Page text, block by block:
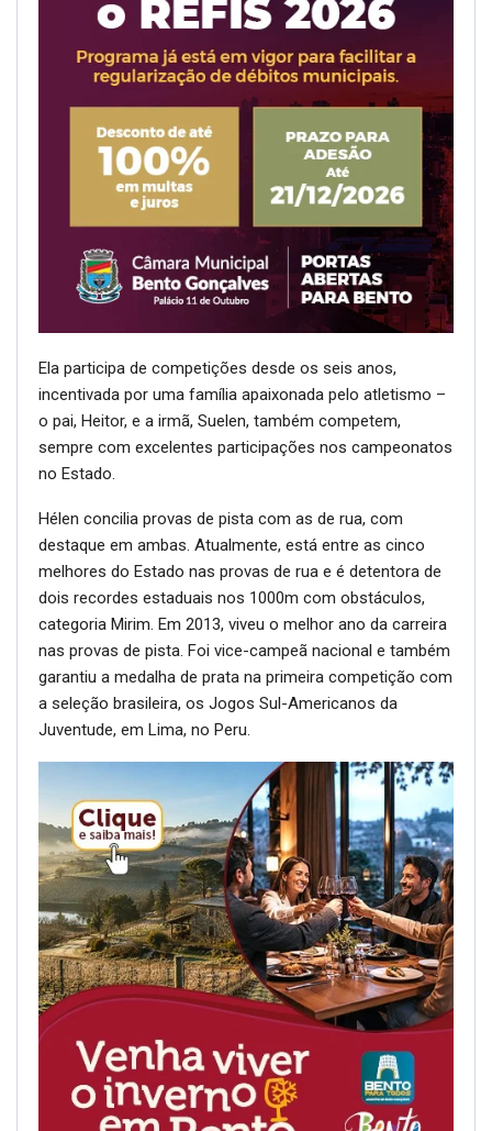
Ela participa de competições desde os seis anos,
incentivada por uma família apaixonada pelo atletismo –
o pai, Heitor, e a irmã, Suelen, também competem,
sempre com excelentes participações nos campeonatos
no Estado.
Hélen concilia provas de pista com as de rua, com
destaque em ambas. Atualmente, está entre as cinco
melhores do Estado nas provas de rua e é detentora de
dois recordes estaduais nos 1000m com obstáculos,
categoria Mirim. Em 2013, viveu o melhor ano da carreira
nas provas de pista. Foi vice-campeã nacional e também
garantiu a medalha de prata na primeira competição com
a seleção brasileira, os Jogos Sul-Americanos da
Juventude, em Lima, no Peru.